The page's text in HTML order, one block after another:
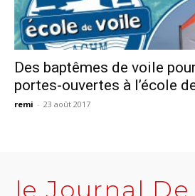
Des baptêmes de voile
portes-ouvertes à l’école
remi - 23 août 2017
le Journal